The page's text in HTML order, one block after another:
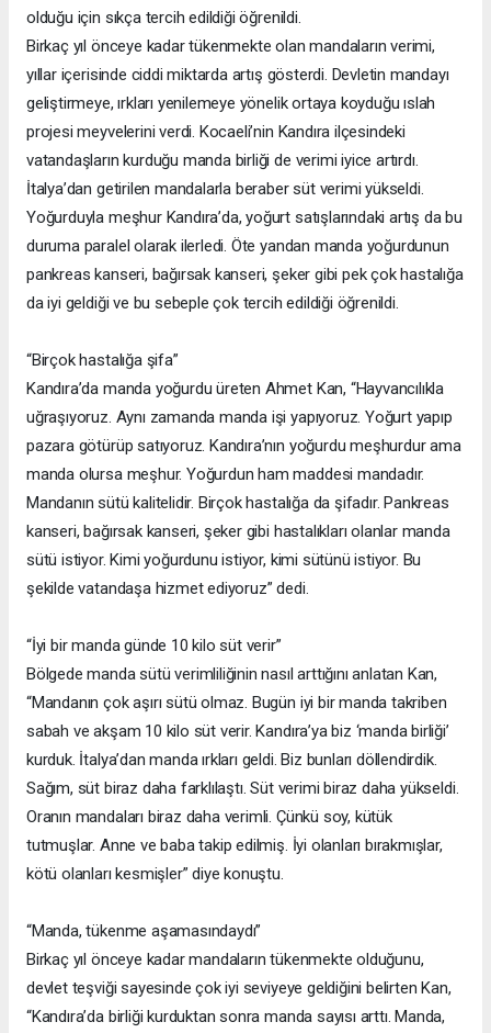
olduğu için sıkça tercih edildiği öğrenildi.
Birkaç yıl önceye kadar tükenmekte olan mandaların verimi,
yıllar içerisinde ciddi miktarda artış gösterdi. Devletin mandayı
geliştirmeye, ırkları yenilemeye yönelik ortaya koyduğu ıslah
projesi meyvelerini verdi. Kocaeli’nin Kandıra ilçesindeki
vatandaşların kurduğu manda birliği de verimi iyice artırdı.
İtalya’dan getirilen mandalarla beraber süt verimi yükseldi.
Yoğurduyla meşhur Kandıra’da, yoğurt satışlarındaki artış da bu
duruma paralel olarak ilerledi. Öte yandan manda yoğurdunun
pankreas kanseri, bağırsak kanseri, şeker gibi pek çok hastalığa
da iyi geldiği ve bu sebeple çok tercih edildiği öğrenildi.
“Birçok hastalığa şifa”
Kandıra’da manda yoğurdu üreten Ahmet Kan, “Hayvancılıkla
uğraşıyoruz. Aynı zamanda manda işi yapıyoruz. Yoğurt yapıp
pazara götürüp satıyoruz. Kandıra’nın yoğurdu meşhurdur ama
manda olursa meşhur. Yoğurdun ham maddesi mandadır.
Mandanın sütü kalitelidir. Birçok hastalığa da şifadır. Pankreas
kanseri, bağırsak kanseri, şeker gibi hastalıkları olanlar manda
sütü istiyor. Kimi yoğurdunu istiyor, kimi sütünü istiyor. Bu
şekilde vatandaşa hizmet ediyoruz” dedi.
“İyi bir manda günde 10 kilo süt verir”
Bölgede manda sütü verimliliğinin nasıl arttığını anlatan Kan,
“Mandanın çok aşırı sütü olmaz. Bugün iyi bir manda takriben
sabah ve akşam 10 kilo süt verir. Kandıra’ya biz ‘manda birliği’
kurduk. İtalya’dan manda ırkları geldi. Biz bunları döllendirdik.
Sağım, süt biraz daha farklılaştı. Süt verimi biraz daha yükseldi.
Oranın mandaları biraz daha verimli. Çünkü soy, kütük
tutmuşlar. Anne ve baba takip edilmiş. İyi olanları bırakmışlar,
kötü olanları kesmişler” diye konuştu.
“Manda, tükenme aşamasındaydı”
Birkaç yıl önceye kadar mandaların tükenmekte olduğunu,
devlet teşviği sayesinde çok iyi seviyeye geldiğini belirten Kan,
“Kandıra’da birliği kurduktan sonra manda sayısı arttı. Manda,